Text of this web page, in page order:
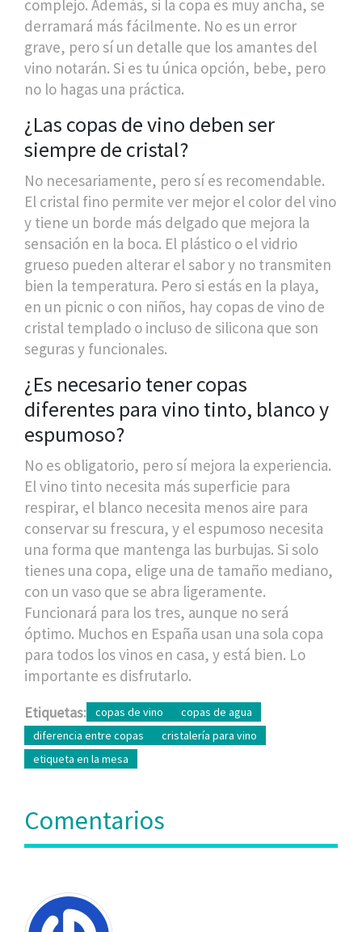
complejo. Además, si la copa es muy ancha, se
derramará más fácilmente. No es un error
grave, pero sí un detalle que los amantes del
vino notarán. Si es tu única opción, bebe, pero
no lo hagas una práctica.
¿Las copas de vino deben ser
siempre de cristal?
No necesariamente, pero sí es recomendable.
El cristal fino permite ver mejor el color del vino
y tiene un borde más delgado que mejora la
sensación en la boca. El plástico o el vidrio
grueso pueden alterar el sabor y no transmiten
bien la temperatura. Pero si estás en la playa,
en un picnic o con niños, hay copas de vino de
cristal templado o incluso de silicona que son
seguras y funcionales.
¿Es necesario tener copas
diferentes para vino tinto, blanco y
espumoso?
No es obligatorio, pero sí mejora la experiencia.
El vino tinto necesita más superficie para
respirar, el blanco necesita menos aire para
conservar su frescura, y el espumoso necesita
una forma que mantenga las burbujas. Si solo
tienes una copa, elige una de tamaño mediano,
con un vaso que se abra ligeramente.
Funcionará para los tres, aunque no será
óptimo. Muchos en España usan una sola copa
para todos los vinos en casa, y está bien. Lo
importante es disfrutarlo.
Etiquetas: copas de vino
copas de agua
diferencia entre copas
cristalería para vino
etiqueta en la mesa
Comentarios